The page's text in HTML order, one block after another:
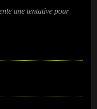
une tentative pour